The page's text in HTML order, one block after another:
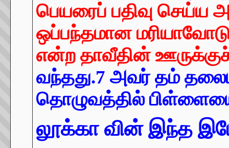
பெயரைப் பதிவு செய்ய
ஒப்பந்தமான
என்ற தாவீதின்
வந்தது.7 அவர் தம்
தொழுவத்தில்
லூக்கா வின் இந்த